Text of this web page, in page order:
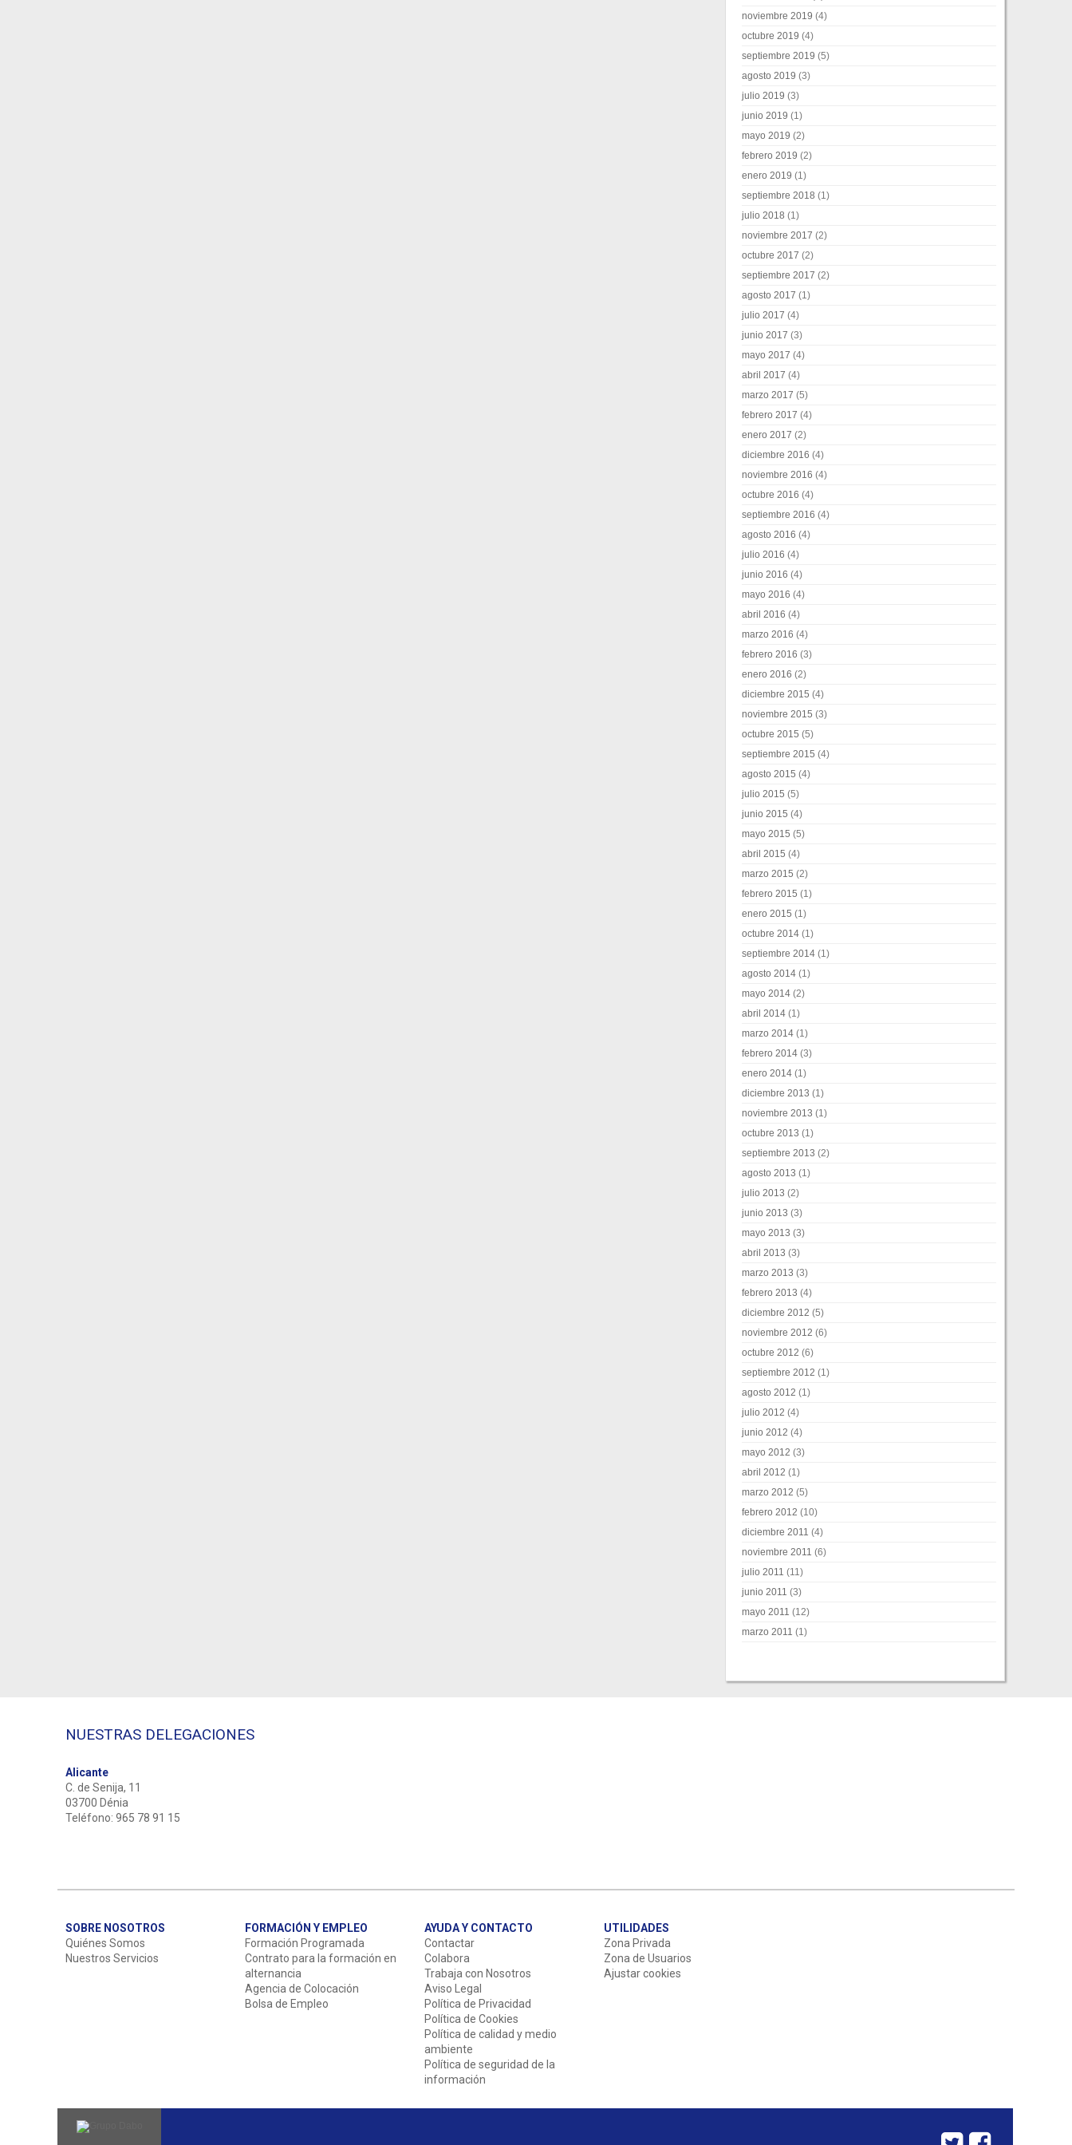
noviembre 2019 (4)
octubre 2019 (4)
septiembre 2019 (5)
agosto 2019 (3)
julio 2019 (3)
junio 2019 (1)
mayo 2019 (2)
febrero 2019 (2)
enero 2019 (1)
septiembre 2018 (1)
julio 2018 (1)
noviembre 2017 (2)
octubre 2017 (2)
septiembre 2017 (2)
agosto 2017 (1)
julio 2017 (4)
junio 2017 (3)
mayo 2017 (4)
abril 2017 (4)
marzo 2017 (5)
febrero 2017 (4)
enero 2017 (2)
diciembre 2016 (4)
noviembre 2016 (4)
octubre 2016 (4)
septiembre 2016 (4)
agosto 2016 (4)
julio 2016 (4)
junio 2016 (4)
mayo 2016 (4)
abril 2016 (4)
marzo 2016 (4)
febrero 2016 (3)
enero 2016 (2)
diciembre 2015 (4)
noviembre 2015 (3)
octubre 2015 (5)
septiembre 2015 (4)
agosto 2015 (4)
julio 2015 (5)
junio 2015 (4)
mayo 2015 (5)
abril 2015 (4)
marzo 2015 (2)
febrero 2015 (1)
enero 2015 (1)
octubre 2014 (1)
septiembre 2014 (1)
agosto 2014 (1)
mayo 2014 (2)
abril 2014 (1)
marzo 2014 (1)
febrero 2014 (3)
enero 2014 (1)
diciembre 2013 (1)
noviembre 2013 (1)
octubre 2013 (1)
septiembre 2013 (2)
agosto 2013 (1)
julio 2013 (2)
junio 2013 (3)
mayo 2013 (3)
abril 2013 (3)
marzo 2013 (3)
febrero 2013 (4)
diciembre 2012 (5)
noviembre 2012 (6)
octubre 2012 (6)
septiembre 2012 (1)
agosto 2012 (1)
julio 2012 (4)
junio 2012 (4)
mayo 2012 (3)
abril 2012 (1)
marzo 2012 (5)
febrero 2012 (10)
diciembre 2011 (4)
noviembre 2011 (6)
julio 2011 (11)
junio 2011 (3)
mayo 2011 (12)
marzo 2011 (1)
NUESTRAS DELEGACIONES
Alicante
C. de Senija, 11
03700 Dénia
Teléfono: 965 78 91 15
SOBRE NOSOTROS
Quiénes Somos
Nuestros Servicios
FORMACIÓN Y EMPLEO
Formación Programada
Contrato para la formación en
alternancia
Agencia de Colocación
Bolsa de Empleo
AYUDA Y CONTACTO
Contactar
Colabora
Trabaja con Nosotros
Aviso Legal
Política de Privacidad
Política de Cookies
Política de calidad y medio
ambiente
Política de seguridad de la
información
UTILIDADES
Zona Privada
Zona de Usuarios
Ajustar cookies